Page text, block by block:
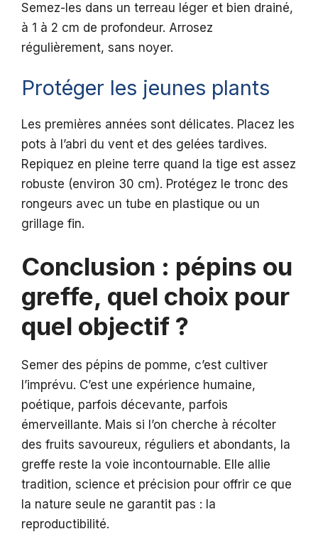
Semez-les dans un terreau léger et bien drainé,
à 1 à 2 cm de profondeur. Arrosez
régulièrement, sans noyer.
Protéger les jeunes plants
Les premières années sont délicates. Placez les
pots à l’abri du vent et des gelées tardives.
Repiquez en pleine terre quand la tige est assez
robuste (environ 30 cm). Protégez le tronc des
rongeurs avec un tube en plastique ou un
grillage fin.
Conclusion : pépins ou
greffe, quel choix pour
quel objectif ?
Semer des pépins de pomme, c’est cultiver
l’imprévu. C’est une expérience humaine,
poétique, parfois décevante, parfois
émerveillante. Mais si l’on cherche à récolter
des fruits savoureux, réguliers et abondants, la
greffe reste la voie incontournable. Elle allie
tradition, science et précision pour offrir ce que
la nature seule ne garantit pas : la
reproductibilité.